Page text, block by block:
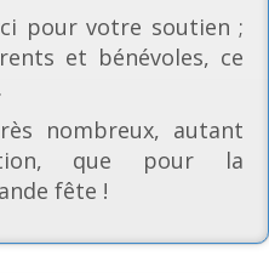
pour votre soutien ;
et bénévoles, ce
nombreux, autant
que pour la
fête !